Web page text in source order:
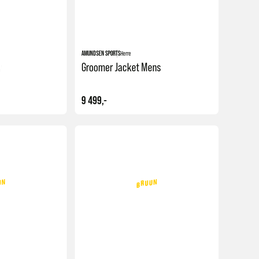
AMUNDSEN SPORTSHerre
Groomer Jacket Mens
9 499,-